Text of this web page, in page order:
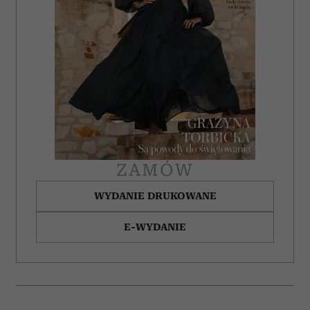
korzystasz z naszej witryny, udostępniamy partnerom
społecznościowym, reklamowym i analitycznym.
Partnerzy mogą połączyć te informacje z innymi danymi
otrzymanymi od Ciebie lub uzyskanymi podczas
korzystania z ich usług.
ZAMÓW
WYDANIE DRUKOWANE
E-WYDANIE